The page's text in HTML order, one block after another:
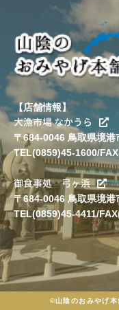
【店舗情報】
大漁市場 なかうら
〒684-0046 鳥取県境港
TEL(0859)45-1600/
御食事処 弓ヶ浜
〒684-0046 鳥取県境港
TEL(0859)45-4411/
©山陰のおみやげ